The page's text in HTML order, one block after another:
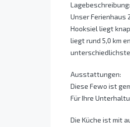
Lagebeschreibung:
Unser Ferienhaus
Hooksiel liegt
liegt rund 5,0 km
Ausstattungen:
Diese Fewo ist
Für Ihre
Die Küche ist mit